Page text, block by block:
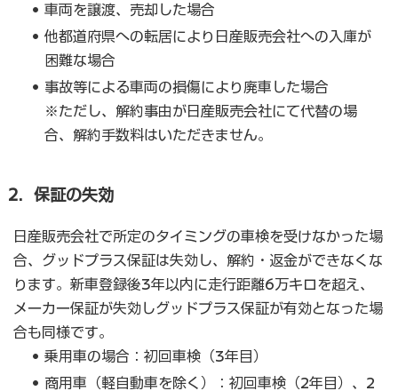
車両を譲渡、売却した場合
他都道府県への転居により日産販売会社への入庫が
困難な場合
事故等による車両の損傷により廃車した場合
※ただし、解約事由が日産販売会社にて代替の場
合、解約手数料はいただきません。
2．保証の失効
日産販売会社で所定のタイミングの車検を受けなかった場
合、グッドプラス保証は失効し、解約・返金ができなくな
ります。新車登録後3年以内に走行距離6万キロを超え、
メーカー保証が失効しグッドプラス保証が有効となった場
合も同様です。
乗用車の場合：初回車検（3年目）
商用車（軽自動車を除く）：初回車検（2年目）、2